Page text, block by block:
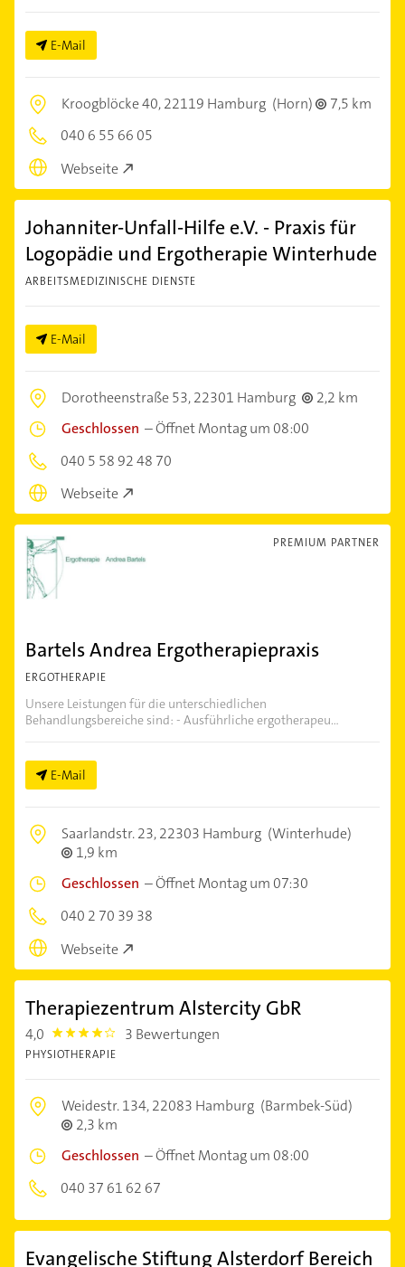
E-Mail
Kroogblöcke 40,22119 Hamburg (Horn)
7,5 km
040 6 55 66 05
Webseite
Johanniter-Unfall-Hilfe e.V. - Praxis für
Logopädie und Ergotherapie Winterhude
ARBEITSMEDIZINISCHE DIENSTE
E-Mail
Dorotheenstraße 53,22301 Hamburg
2,2 km
Geschlossen –Öffnet Montag um 08:00
040 5 58 92 48 70
Webseite
PREMIUM PARTNER
Bartels Andrea Ergotherapiepraxis
ERGOTHERAPIE
Unsere Leistungen für die unterschiedlichen
Behandlungsbereiche sind: - Ausführliche ergotherapeu...
E-Mail
Saarlandstr. 23,22303 Hamburg (Winterhude)
1,9 km
Geschlossen –Öffnet Montag um 07:30
040 2 70 39 38
Webseite
Therapiezentrum Alstercity GbR
4,0 4.0 3 Bewertungen
PHYSIOTHERAPIE
Weidestr. 134,22083 Hamburg (Barmbek-Süd)
2,3 km
Geschlossen –Öffnet Montag um 08:00
040 37 61 62 67
Evangelische Stiftung Alsterdorf Bereich